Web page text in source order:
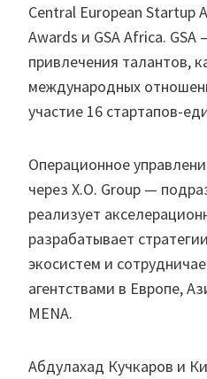
Central European Startup
Awards и GSA Africa.
привлечения талантов,
международных
участие 16 стартапов-
Операционное
через X.O. Group —
реализует
разрабатывает
экосистем и
агентствами в Европе,
MENA.
Абдулахад Кучкаров и